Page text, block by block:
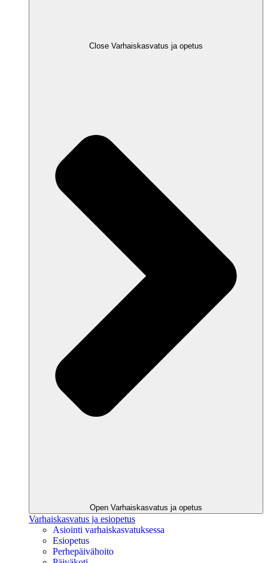
Close Varhaiskasvatus ja opetus
Open Varhaiskasvatus ja opetus
Varhaiskasvatus ja esiopetus
Asiointi varhaiskasvatuksessa
Esiopetus
Perhepäivähoito